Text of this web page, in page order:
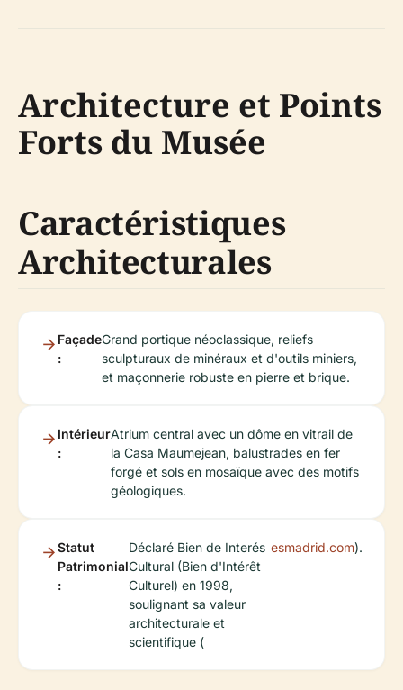
Architecture et Points
Forts du Musée
Caractéristiques
Architecturales
Façade
:
Grand portique néoclassique, reliefs
sculpturaux de minéraux et d'outils miniers,
et maçonnerie robuste en pierre et brique.
Intérieur
:
Atrium central avec un dôme en vitrail de
la Casa Maumejean, balustrades en fer
forgé et sols en mosaïque avec des motifs
géologiques.
Statut
Patrimonial
:
Déclaré Bien de Interés
Cultural (Bien d'Intérêt
Culturel) en 1998,
soulignant sa valeur
architecturale et
scientifique (
esmadrid.com).